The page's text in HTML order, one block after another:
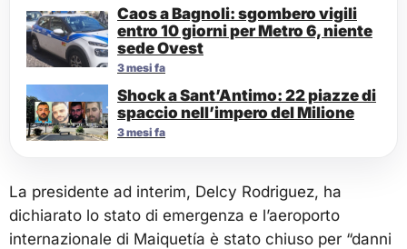
Caos a Bagnoli: sgombero vigili
entro 10 giorni per Metro 6, niente
sede Ovest
3 mesi fa
Shock a Sant’Antimo: 22 piazze di
spaccio nell’impero del Milione
3 mesi fa
La presidente ad interim, Delcy Rodriguez, ha
dichiarato lo stato di emergenza e l’aeroporto
internazionale di Maiquetía è stato chiuso per “danni